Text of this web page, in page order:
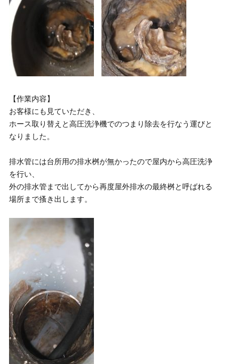
【作業内容】
お客様にも見ていただき、
ホース取り替えと高圧洗浄機でのつまり除去を行なう運びと
なりました。
排水管には台所用の排水桝が無かったので屋内から高圧洗浄
を行い、
外の排水管まで出してから再度屋外排水の最終桝と呼ばれる
場所まで搔き出します。